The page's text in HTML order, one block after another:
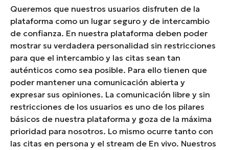
Queremos que nuestros usuarios disfruten de la
plataforma como un lugar seguro y de intercambio
de confianza. En nuestra plataforma deben poder
mostrar su verdadera personalidad sin restricciones
para que el intercambio y las citas sean tan
auténticos como sea posible. Para ello tienen que
poder mantener una comunicación abierta y
expresar sus opiniones. La comunicación libre y sin
restricciones de los usuarios es uno de los pilares
básicos de nuestra plataforma y goza de la máxima
prioridad para nosotros. Lo mismo ocurre tanto con
las citas en persona y el stream de En vivo. Nuestros